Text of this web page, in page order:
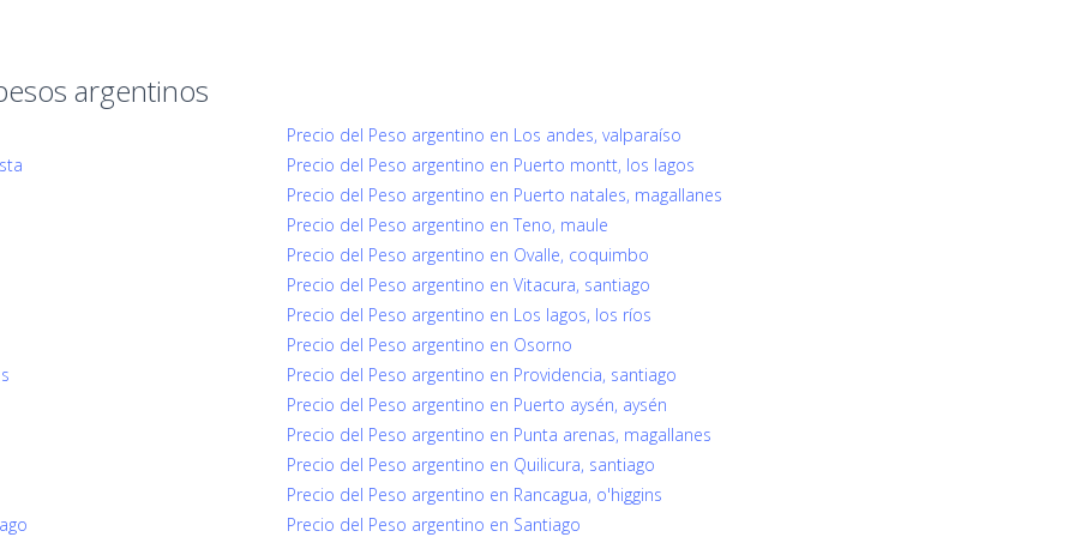
argentinos
Precio del Peso argentino en Los andes, valparaíso
Precio del Peso argentino en Puerto montt, los lagos
Precio del Peso argentino en Puerto natales, magallanes
Precio del Peso argentino en Teno, maule
Precio del Peso argentino en Ovalle, coquimbo
Precio del Peso argentino en Vitacura, santiago
Precio del Peso argentino en Los lagos, los ríos
Precio del Peso argentino en Osorno
Precio del Peso argentino en Providencia, santiago
Precio del Peso argentino en Puerto aysén, aysén
Precio del Peso argentino en Punta arenas, magallanes
Precio del Peso argentino en Quilicura, santiago
Precio del Peso argentino en Rancagua, o'higgins
Precio del Peso argentino en Santiago